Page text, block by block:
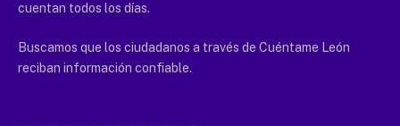
cuentan todos los días.
Buscamos que los ciudadanos a través de Cuéntame León
reciban información confiable.